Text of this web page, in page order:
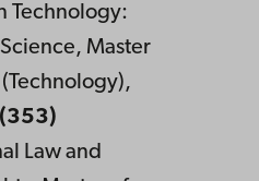
Technology:
Master
Law and